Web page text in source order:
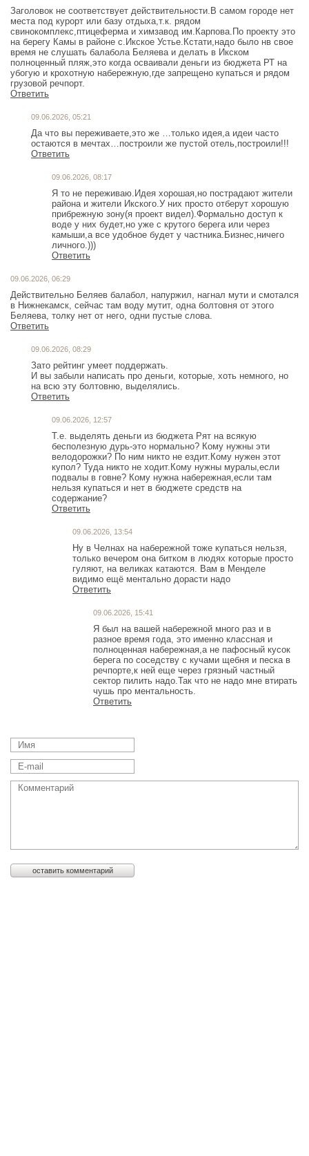
Заголовок не соответствует действительности.В самом городе нет
места под курорт или базу отдыха,т.к. рядом
свинокомплекс,птицеферма и химзавод им.Карпова.По проекту это
на берегу Камы в районе с.Икское Устье.Кстати,надо было нв свое
время не слушать балабола Беляева и делать в Икском
полноценный пляж,это когда осваивали деньги из бюджета РТ на
убогую и крохотную набережную,где запрещено купаться и рядом
грузовой речпорт.
Ответить
09.06.2026, 05:21
Да что вы переживаете,это же …только идея,а идеи часто
остаются в мечтах…построили же пустой отель,построили!!!
Ответить
09.06.2026, 08:17
Я то не переживаю.Идея хорошая,но пострадают жители
района и жители Икского.У них просто отберут хорошую
прибрежную зону(я проект видел).Формально доступ к
воде у них будет,но уже с крутого берега или через
камыши,а все удобное будет у частника.Бизнес,ничего
личного.)))
Ответить
09.06.2026, 06:29
Действительно Беляев балабол, напуржил, нагнал мути и смотался
в Нижнекамск, сейчас там воду мутит, одна болтовня от этого
Беляева, толку нет от него, одни пустые слова.
Ответить
09.06.2026, 08:29
Зато рейтинг умеет поддержать.
И вы забыли написать про деньги, которые, хоть немного, но
на всю эту болтовню, выделялись.
Ответить
09.06.2026, 12:57
Т.е. выделять деньги из бюджета Рят на всякую
бесполезную дурь-это нормально? Кому нужны эти
велодорожки? По ним никто не ездит.Кому нужен этот
купол? Туда никто не ходит.Кому нужны муралы,если
подвалы в говне? Кому нужна набережная,если там
нельзя купаться и нет в бюджете средств на
содержание?
Ответить
09.06.2026, 13:54
Ну в Челнах на набережной тоже купаться нельзя,
только вечером она битком в людях которые просто
гуляют, на великах катаются. Вам в Менделе
видимо ещё ментально дорасти надо
Ответить
09.06.2026, 15:41
Я был на вашей набережной много раз и в
разное время года, это именно классная и
полноценная набережная,а не пафосный кусок
берега по соседству с кучами щебня и песка в
речпорте,к ней еще через грязный частный
сектор пилить надо.Так что не надо мне втирать
чушь про ментальность.
Ответить